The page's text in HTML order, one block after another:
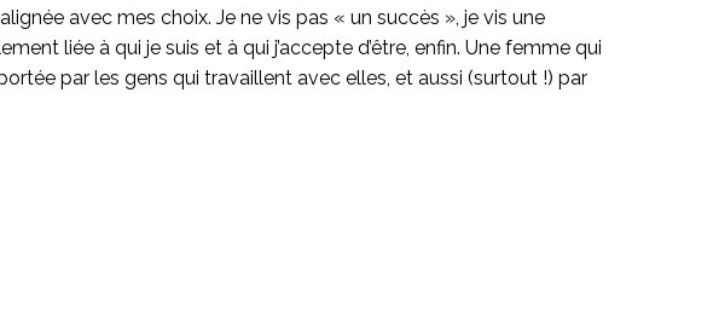
avec mes choix. Je ne vis pas « un succès », je vis une
liée à qui je suis et à qui j’accepte d’être, enfin. Une femme qui
par les gens qui travaillent avec elles, et aussi (surtout !) par